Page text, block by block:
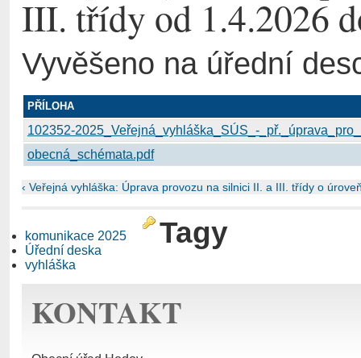
III. třídy od 1.4.2026
Vyvěšeno na úřední
PŘÍLOHA
102352-2025_Veřejná_vyhláška_SÚS_-
obecná_schémata.pdf
‹ Veřejná vyhláška: Úprava provozu na silnici II. a III. třídy o
Tagy
komunikace 2025
Úřední deska
vyhláška
KONTAKT